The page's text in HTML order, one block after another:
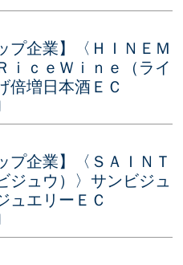
プ企業】〈ＨＩＮＥＭ
ｉｃｅＷｉｎｅ（ライ
倍増日本酒ＥＣ
プ企業】〈ＳＡＩＮＴ
ジュウ）〉サンビジュ
ュエリーＥＣ